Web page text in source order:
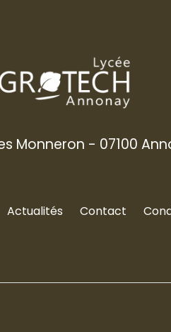
Monneron - 07100
Actualités Contact